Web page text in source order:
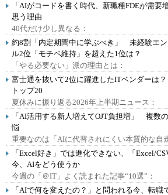
「AIがコードを書く時代、新職種FDEが需
思う理由
40代だけ少し異なる：
約8割「内定期間中に学ぶべき」 未経験エ
ル2位「モチベ維持」を超えた1位は？
「やる必要ない」派の理由とは：
富士通を抜いて2位に躍進したITベンダーは
トップ20
夏休みに振り返る2026年上半期ニュース：
「AI活用する新人増えてOJT負担増」 複数
悩
重要なのは「AIに代替されにくい本質的な自
「Excel好き」では進化できない、「Excel/
今、AIをどう使うか
今週の「＠IT」よく読まれた記事“10選”：
「AIで何を変えたの？」と問われる今、転職